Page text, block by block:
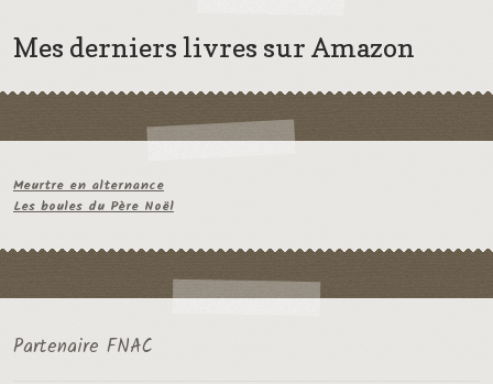
Mes derniers livres sur Amazon
Meurtre en alternance
Les boules du Père Noël
Partenaire FNAC